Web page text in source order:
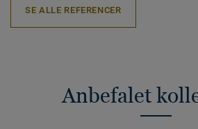
SE ALLE REFERENCER
Anbefalet